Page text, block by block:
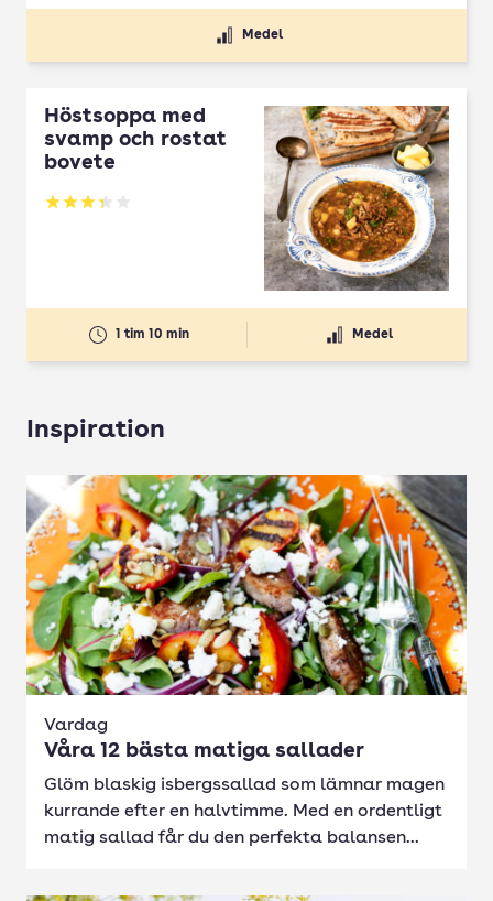
Medel
Höstsoppa med
svamp och rostat
bovete
Betyg: 3.33 av 5
1 tim 10 min Medel
Inspiration
Vardag
Våra 12 bästa matiga sallader
Glöm blaskig isbergssallad som lämnar magen
kurrande efter en halvtimme. Med en ordentligt
matig sallad får du den perfekta balansen...